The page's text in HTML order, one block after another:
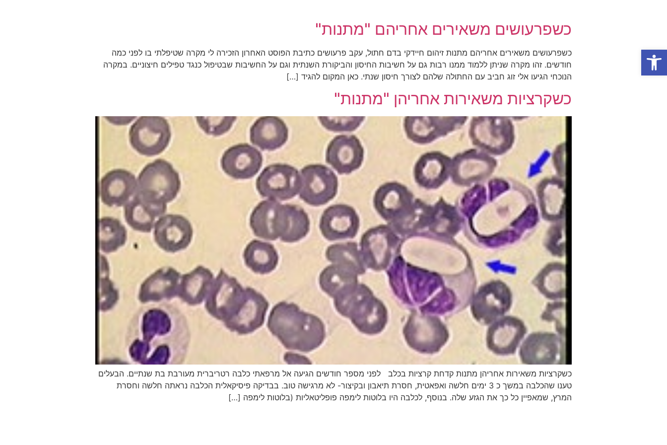
פתח סרגל נגישות
כשפרעושים משאירים אחריהם "מתנות"
כשפרעושים משאירים אחריהם מתנות זיהום חיידקי בדם חתול, עקב פרעושים כתיבת הפוסט האחרון הזכירה לי מקרה שטיפלתי בו לפני כמה
חודשים. זהו מקרה שניתן ללמוד ממנו רבות גם על חשיבות החיסון והביקורת השנתית וגם על החשיבות שבטיפול כנגד טפילים חיצוניים. במקרה
הנוכחי הגיעו אלי זוג חביב עם החתולה שלהם לצורך חיסון שנתי. כאן המקום להגיד […]
כשקרציות משאירות אחריהן "מתנות"
כשקרציות משאירות אחריהן מתנות קדחת קרציות בכלב לפני מספר חודשים הגיעה אל מרפאתי כלבה רטריברית מעורבת בת שנתיים. הבעלים
טענו שהכלבה במשך כ 3 ימים חלשה ואפאטית, חסרת תיאבון ובקיצור- לא מרגישה טוב. בבדיקה פיסיקאלית הכלבה נראתה חלשה וחסרת
המרץ, שמאפיין כל כך את הגזע שלה. בנוסף, לכלבה היו בלוטות לימפה פופליטאליות (בלוטות לימפה […]